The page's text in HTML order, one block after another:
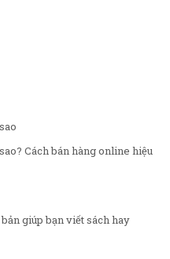
Cách bán hàng online hiệu
giúp bạn viết sách hay